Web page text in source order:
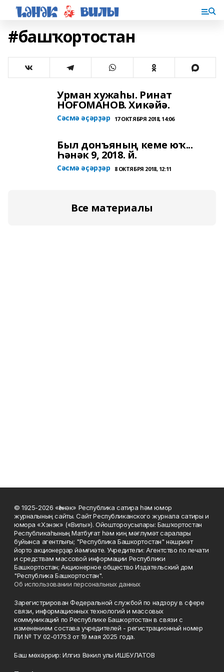
#башҡортостан
Урман хужаһы. Ринат
НОҒОМАНОВ. Хикәйә.
Сәсмә әҫәрҙәр 17 ОКТЯБРЯ 2018, 14:06
Был донъяның кеме юҡ...
Һәнәк 9, 2018. й.
Сәсмә әҫәрҙәр 8 ОКТЯБРЯ 2018, 12:11
Все материалы
© 1925-2026 «Һәнәк» Республика сатира һәм юмор
журналының сайты. Сайт Республиканского журнала сатиры и
юмора «Хэнэк» («Вилы»). Ойоштороусылары: Башҡортостан
Республикаһының Матбуғат һәм киң мәғлүмәт саралары
буйынса агентлығы; "Республика Башкортостан" нәшриәт
йорто акционерҙар йәмғиәте. Учредители: Агентство по печати
и средствам массовой информации Республики
Башкортостан; Акционерное общество Издательский дом
"Республика Башкортостан".
Об использовании персональных данных
Зарегистрирован Федеральной службой по надзору в сфере
связи, информационных технологий и массовых
коммуникаций по Республике Башкортостан в связи с
изменением состава учредителей - регистрационный номер
ПИ № ТУ 02-01753 от 19 мая 2025 года.
Баш мөхәррир: Илгиз Вәкил улы ИШБУЛАТОВ